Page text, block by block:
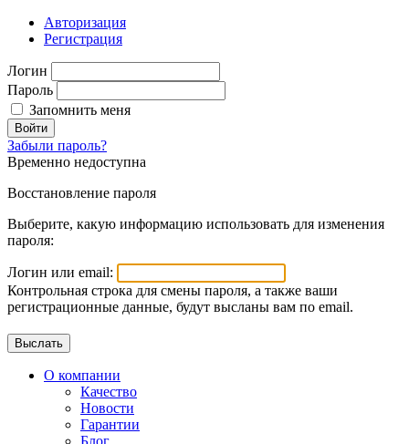
Авторизация
Регистрация
Логин
Пароль
Запомнить меня
Войти
Забыли пароль?
Временно недоступна
Восстановление пароля
Выберите, какую информацию использовать для изменения
пароля:
Логин или email:
Контрольная строка для смены пароля, а также ваши
регистрационные данные, будут высланы вам по email.
О компании
Качество
Новости
Гарантии
Блог